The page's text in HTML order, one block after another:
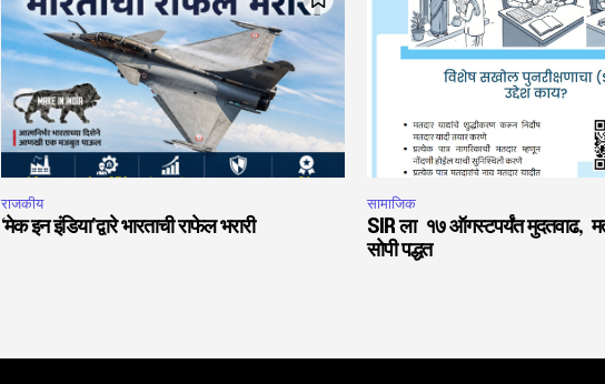
राजकीय
‘मेक इन इंडिया’द्वारे भारताची राफेल भरारी
सामाजिक
SIR ला १७ ऑगस्टपर्यंत मुदतवाढ,
सोपी पद्धत